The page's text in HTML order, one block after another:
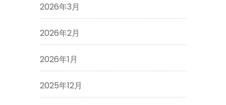
2026年3月
2026年2月
2026年1月
2025年12月